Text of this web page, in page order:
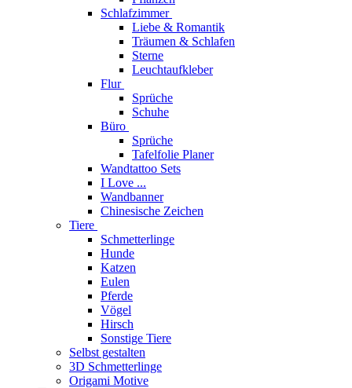
Schlafzimmer
Liebe & Romantik
Träumen & Schlafen
Sterne
Leuchtaufkleber
Flur
Sprüche
Schuhe
Büro
Sprüche
Tafelfolie Planer
Wandtattoo Sets
I Love ...
Wandbanner
Chinesische Zeichen
Tiere
Schmetterlinge
Hunde
Katzen
Eulen
Pferde
Vögel
Hirsch
Sonstige Tiere
Selbst gestalten
3D Schmetterlinge
Origami Motive